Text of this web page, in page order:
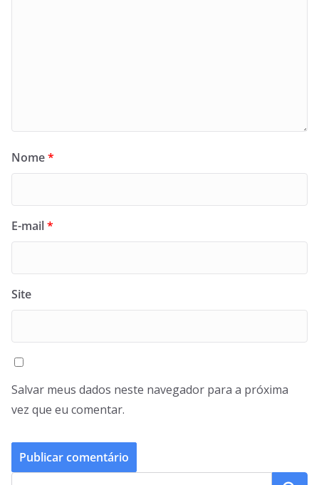
Nome*
E-mail*
Site
Salvar meus dados neste navegador para a próxima
vez que eu comentar.